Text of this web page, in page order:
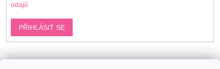
údajů
PŘIHLÁSIT SE